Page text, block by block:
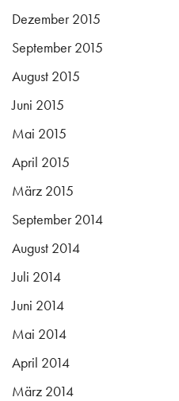
Dezember 2015
September 2015
August 2015
Juni 2015
Mai 2015
April 2015
März 2015
September 2014
August 2014
Juli 2014
Juni 2014
Mai 2014
April 2014
März 2014